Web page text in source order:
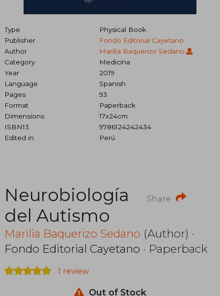
Type
Physical Book
Publisher
Fondo Editorial Cayetano
Author
Marilia Baquerizo Sedano
Category
Medicina
Year
2019
Language
Spanish
Pages
93
Format
Paperback
Dimensions
17x24cm
ISBN13
9786124242434
Edited in
Perú
Share
Neurobiología
del Autismo
Marilia Baquerizo Sedano (Author) ·
Fondo Editorial Cayetano · Paperback
1 review
Out of Stock